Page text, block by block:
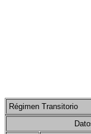
Régimen Transitorio